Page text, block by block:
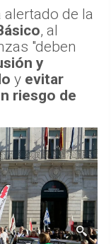
de la
, al
"deben
y
y evitar
riesgo de